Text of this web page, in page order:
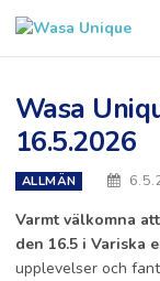
Wasa
16.5.2026
ALLMÄN
Varmt välkomna
den 16.5 i Variska
upplevelser och